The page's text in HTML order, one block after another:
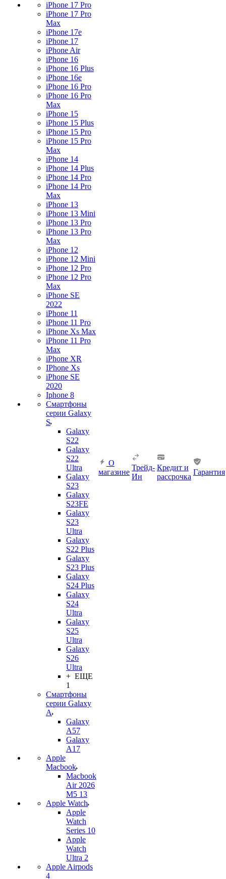
iPhone 17 Pro
iPhone 17 Pro
Max
iPhone 17e
iPhone 17
iPhone Air
iPhone 16
iPhone 16 Plus
iPhone 16e
iPhone 16 Pro
iPhone 16 Pro
Max
iPhone 15
iPhone 15 Plus
iPhone 15 Pro
iPhone 15 Pro
Max
iPhone 14
iPhone 14 Plus
iPhone 14 Pro
iPhone 14 Pro
Max
iPhone 13
iPhone 13 Mini
iPhone 13 Pro
iPhone 13 Pro
Max
iPhone 12
iPhone 12 Mini
iPhone 12 Pro
iPhone 12 Pro
Max
iPhone SE
2022
iPhone 11
iPhone 11 Pro
iPhone Xs Max
iPhone 11 Pro
Max
iPhone XR
IPhone Xs
iPhone SE
2020
Iphone 8
Смартфоны
серии Galaxy
S
Galaxy
S22
Galaxy
S22
Ultra
Galaxy
S23
Galaxy
S23FE
Galaxy
S23
Ultra
Galaxy
S22 Plus
Galaxy
S23 Plus
Galaxy
S24 Plus
Galaxy
S24
Ultra
Galaxy
S25
Ultra
Galaxy
S26
Ultra
+ ЕЩЕ
1
Смартфоны
серии Galaxy
A
Galaxy
A57
Galaxy
A17
Apple
Macbook
Macbook
Air 2026
M5 13
Apple Watch
Apple
Watch
Series 10
Apple
Watch
Ultra 2
Apple Airpods
4
О
магазине
Трейд-
Ин
Кредит и
рассрочка
Гарантия